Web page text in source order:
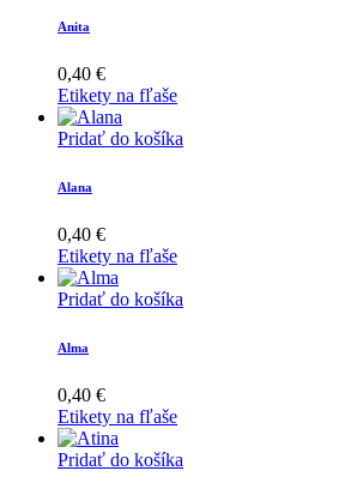
Anita
0,40 €
Etikety na fľaše
Pridať do košíka
Alana
0,40 €
Etikety na fľaše
Pridať do košíka
Alma
0,40 €
Etikety na fľaše
Pridať do košíka